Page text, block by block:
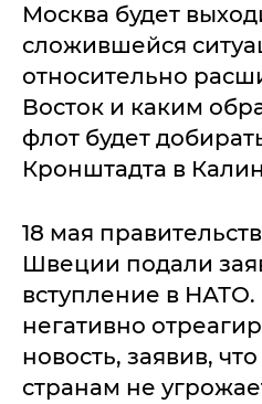
Москва будет
сложившейся
относительно
Восток и каким
флот будет
Кронштадта в
18 мая
Швеции подали
вступление в
негативно
новость, заявив,
странам не